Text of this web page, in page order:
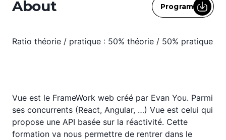
About Program
Ratio théorie / pratique : 50% théorie / 50% pratique
Vue est le FrameWork web créé par Evan You. Parmi
ses concurrents (React, Angular, …) Vue est celui qui
propose une API basée sur la réactivité. Cette
formation va nous permettre de rentrer dans le